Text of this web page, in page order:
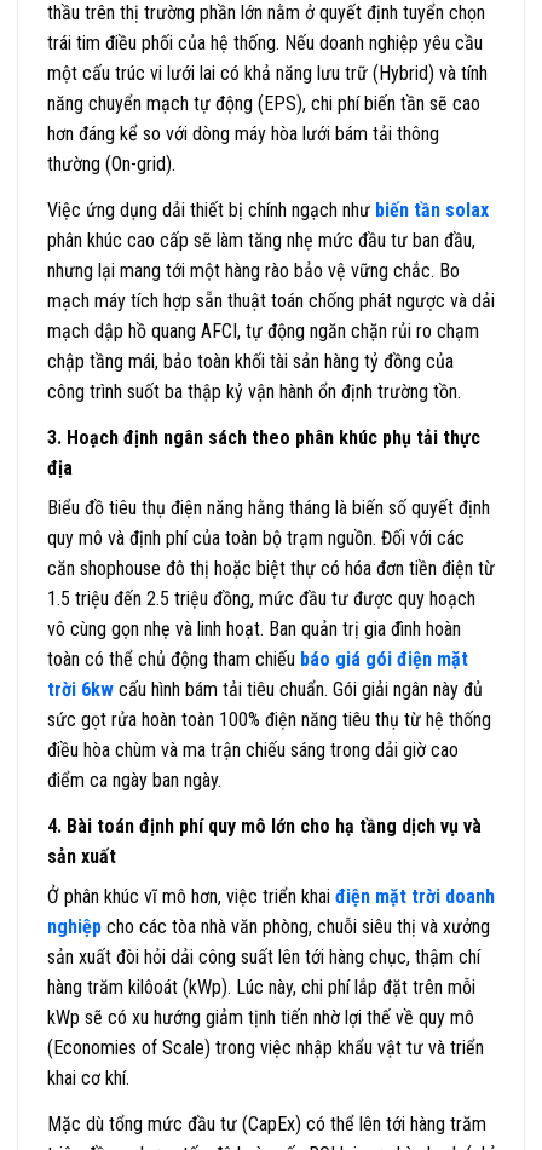
thầu trên thị trường phần lớn nằm ở quyết định tuyển chọn
trái tim điều phối của hệ thống. Nếu doanh nghiệp yêu cầu
một cấu trúc vi lưới lai có khả năng lưu trữ (Hybrid) và tính
năng chuyển mạch tự động (EPS), chi phí biến tần sẽ cao
hơn đáng kể so với dòng máy hòa lưới bám tải thông
thường (On-grid).
Việc ứng dụng dải thiết bị chính ngạch như biến tần solax
phân khúc cao cấp sẽ làm tăng nhẹ mức đầu tư ban đầu,
nhưng lại mang tới một hàng rào bảo vệ vững chắc. Bo
mạch máy tích hợp sẵn thuật toán chống phát ngược và dải
mạch dập hồ quang AFCI, tự động ngăn chặn rủi ro chạm
chập tầng mái, bảo toàn khối tài sản hàng tỷ đồng của
công trình suốt ba thập kỷ vận hành ổn định trường tồn.
3. Hoạch định ngân sách theo phân khúc phụ tải thực
địa
Biểu đồ tiêu thụ điện năng hằng tháng là biến số quyết định
quy mô và định phí của toàn bộ trạm nguồn. Đối với các
căn shophouse đô thị hoặc biệt thự có hóa đơn tiền điện từ
1.5 triệu đến 2.5 triệu đồng, mức đầu tư được quy hoạch
vô cùng gọn nhẹ và linh hoạt. Ban quản trị gia đình hoàn
toàn có thể chủ động tham chiếu báo giá gói điện mặt
trời 6kw cấu hình bám tải tiêu chuẩn. Gói giải ngân này đủ
sức gọt rửa hoàn toàn 100% điện năng tiêu thụ từ hệ thống
điều hòa chùm và ma trận chiếu sáng trong dải giờ cao
điểm ca ngày ban ngày.
4. Bài toán định phí quy mô lớn cho hạ tầng dịch vụ và
sản xuất
Ở phân khúc vĩ mô hơn, việc triển khai điện mặt trời doanh
nghiệp cho các tòa nhà văn phòng, chuỗi siêu thị và xưởng
sản xuất đòi hỏi dải công suất lên tới hàng chục, thậm chí
hàng trăm kilôoát (kWp). Lúc này, chi phí lắp đặt trên mỗi
kWp sẽ có xu hướng giảm tịnh tiến nhờ lợi thế về quy mô
(Economies of Scale) trong việc nhập khẩu vật tư và triển
khai cơ khí.
Mặc dù tổng mức đầu tư (CapEx) có thể lên tới hàng trăm